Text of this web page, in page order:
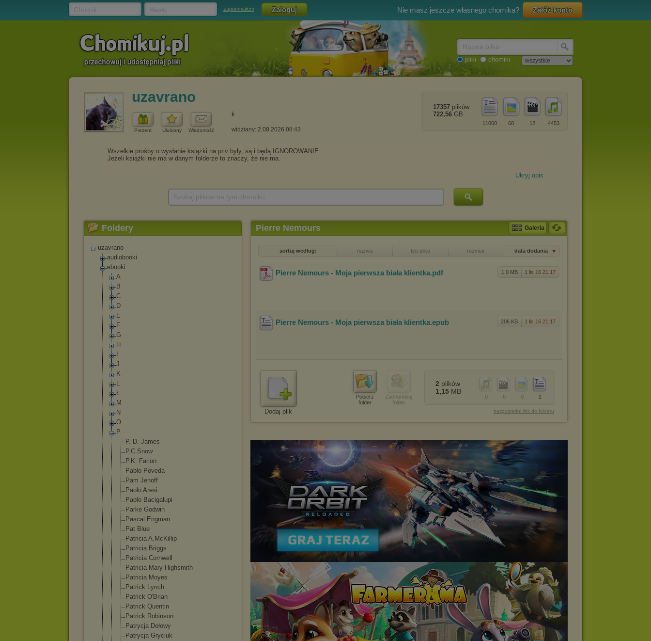
zapomniałem Nie masz jeszcze własnego chomika? Załóż konto
pliki chomiki
uzavrano
Prezent Ulubiony Wiadomość
k
widziany: 2.08.2026 08:43
4453
12
60
11060
17357 plików
722,56 GB
Ukryj opis
Foldery
uzavrano
audiobooki
ebooki
A
B
C
D
E
F
G
H
J
K
L
Ł
M
N
O
P
P. D. James
P.C.Snow
P.K. Farion
Pablo Poveda
Pam Jenoff
Paolo Aresi
Paolo Bacigalupi
Parke Godwin
Pascal Engman
Pat Blue
Patricia A.McKillip
Patricia Briggs
Patricia Cornwell
Patricia Mary Highsmith
Patricia Moyes
Patrick Lynch
Patrick O'Brian
Patrick Quentin
Patrick Robinson
Patrycja Dołowy
Patrycja Gryciuk
Pierre Nemours Galeria
sortuj według: nazwa typ pliku rozmiar data dodania
1,0 MB 1 lis 16 21:17
Pierre Nemours - Moja pierwsza biała klientka.pdf
206 KB 1 lis 16 21:17
Pierre Nemours - Moja pierwsza biała klientka.epub
Dodaj plik
Pobierz
folder
Zachomikuj
folder
2
0
0
0
2 plików
1,15 MB
bezpośredni link do folderu